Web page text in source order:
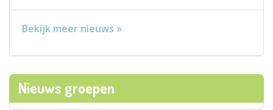
Bekijk meer nieuws »
Nieuws groepen